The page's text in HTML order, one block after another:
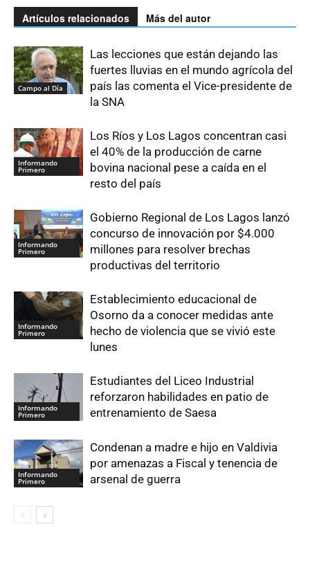
Artículos relacionados Más del autor
Campo al Día
Las lecciones que están dejando las
fuertes lluvias en el mundo agrícola del
país las comenta el Vice-presidente de
la SNA
Informando
Primero
Los Ríos y Los Lagos concentran casi
el 40% de la producción de carne
bovina nacional pese a caída en el
resto del país
Informando
Primero
Gobierno Regional de Los Lagos lanzó
concurso de innovación por $4.000
millones para resolver brechas
productivas del territorio
Informando
Primero
Establecimiento educacional de
Osorno da a conocer medidas ante
hecho de violencia que se vivió este
lunes
Informando
Primero
Estudiantes del Liceo Industrial
reforzaron habilidades en patio de
entrenamiento de Saesa
Informando
Primero
Condenan a madre e hijo en Valdivia
por amenazas a Fiscal y tenencia de
arsenal de guerra